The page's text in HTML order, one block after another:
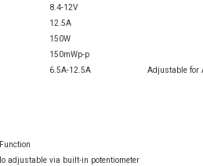
8.4-12V
12.5A
150W
150mWp-p
6.5A-12.5A Adjustable for A/AB-
Function
Io adjustable via built-in potentiometer